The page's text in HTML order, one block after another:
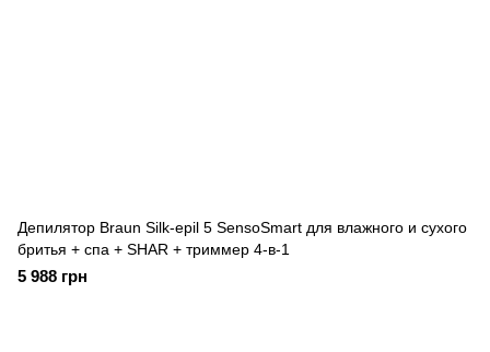
Депилятор Braun Silk-epil 5 SensoSmart для влажного и сухого
бритья + спа + SHAR + триммер 4-в-1
5 988 грн